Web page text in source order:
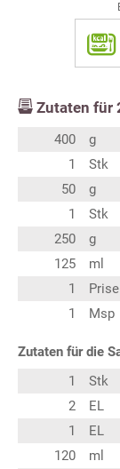
Zutaten für
400 g
1
Stk
50
g
1
Stk
250
g
125
ml
1
Prise
1
Msp
Zutaten für die
1
Stk
2
EL
1
EL
120
ml